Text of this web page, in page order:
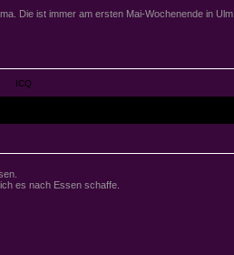
Die ist immer am ersten Mai-Wochenende in Ulm.
es nach Essen schaffe.